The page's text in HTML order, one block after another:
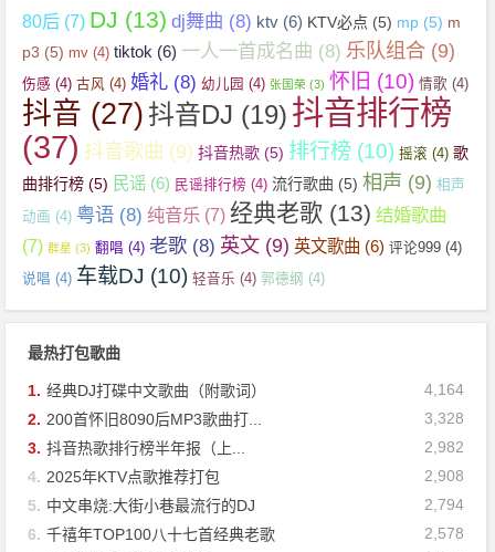
80后 (7) DJ (13) dj舞曲 (8) ktv (6) KTV必点 (5) mp (5) m
p3 (5) mv (4) tiktok (6) 一人一首成名曲 (8) 乐队组合 (9)
伤感 (4) 古风 (4) 婚礼 (8) 幼儿园 (4) 张国荣 (3) 怀旧 (10) 情歌 (4)
抖音 (27) 抖音DJ (19) 抖音排行榜
(37) 抖音歌曲 (9) 抖音热歌 (5) 排行榜 (10) 摇滚 (4) 歌
曲排行榜 (5) 民谣 (6) 民谣排行榜 (4) 流行歌曲 (5) 相声 (9) 相声
动画 (4) 粤语 (8) 纯音乐 (7) 经典老歌 (13) 结婚歌曲
(7) 群星 (3) 翻唱 (4) 老歌 (8) 英文 (9) 英文歌曲 (6) 评论999 (4)
说唱 (4) 车载DJ (10) 轻音乐 (4) 郭德纲 (4)
最热打包歌曲
4,164
1. 经典DJ打碟中文歌曲（附歌词）
3,328
2. 200首怀旧8090后MP3歌曲打...
2,982
3. 抖音热歌排行榜半年报（上...
2,908
4. 2025年KTV点歌推荐打包
2,794
5. 中文串烧:大街小巷最流行的DJ
2,578
6. 千禧年TOP100八十七首经典老歌